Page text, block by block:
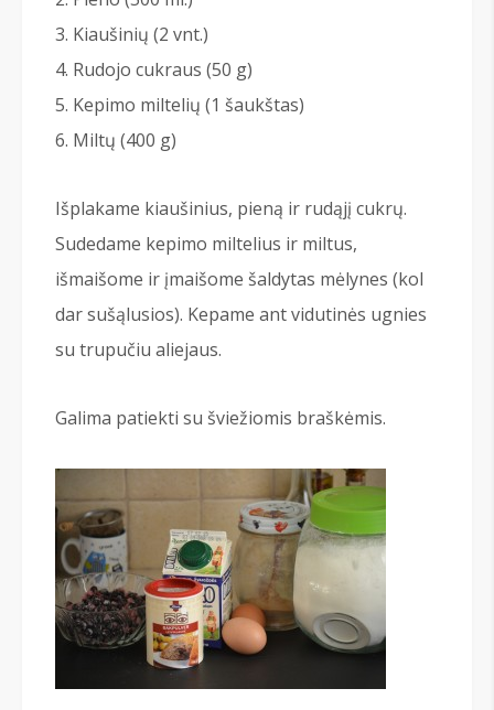
Kiaušinių (2 vnt.)
Rudojo cukraus (50 g)
Kepimo miltelių (1 šaukštas)
Miltų (400 g)
Išplakame kiaušinius, pieną ir rudąjį cukrų.
Sudedame kepimo miltelius ir miltus,
išmaišome ir įmaišome šaldytas mėlynes (kol
dar sušąlusios). Kepame ant vidutinės ugnies
su trupučiu aliejaus.
Galima patiekti su šviežiomis braškėmis.